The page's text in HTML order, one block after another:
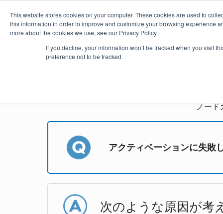
This website stores cookies on your computer. These cookies are used to
this information in order to improve and customize your browsing experience
more about the cookies we use, see our Privacy Policy.
If you decline, your information won’t be tracked when you visit
preference not to be tracked.
ノード
アクティベーションに失敗
次のような原因が考